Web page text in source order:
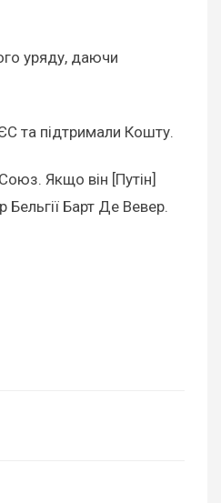
уряду, даючи
та підтримали Кошту.
Якщо він [Путін]
Бельгії Барт Де Вевер.